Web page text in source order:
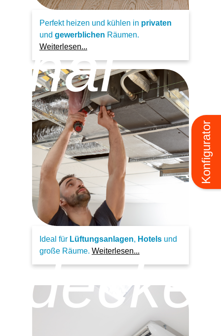
Konfigurator
Perfekt heizen und kühlen in privaten
und gewerblichen Räumen.
Weiterlesen...
Ideal für Lüftungsanlagen, Hotelsund
große Räume. Weiterlesen...